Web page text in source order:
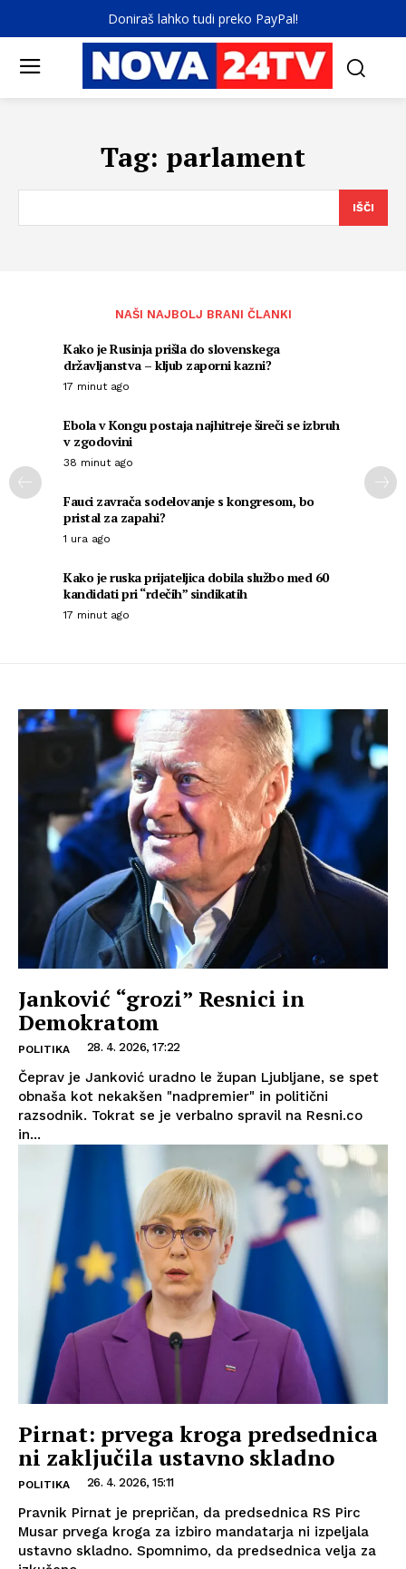
Doniraš lahko tudi preko PayPal!
Tag: parlament
IŠČI
NAŠI NAJBOLJ BRANI ČLANKI
Kako je Rusinja prišla do slovenskega
državljanstva – kljub zaporni kazni?
17 minut ago
Ebola v Kongu postaja najhitreje šireči se izbruh
v zgodovini
38 minut ago
Fauci zavrača sodelovanje s kongresom, bo
pristal za zapahi?
1 ura ago
Kako je ruska prijateljica dobila službo med 60
kandidati pri “rdečih” sindikatih
17 minut ago
Janković “grozi” Resnici in
Demokratom
POLITIKA 28. 4. 2026, 17:22
Čeprav je Janković uradno le župan Ljubljane, se spet
obnaša kot nekakšen "nadpremier" in politični
razsodnik. Tokrat se je verbalno spravil na Resni.co
in...
Pirnat: prvega kroga predsednica
ni zaključila ustavno skladno
POLITIKA 26. 4. 2026, 15:11
Pravnik Pirnat je prepričan, da predsednica RS Pirc
Musar prvega kroga za izbiro mandatarja ni izpeljala
ustavno skladno. Spomnimo, da predsednica velja za